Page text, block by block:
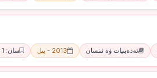
ئەدەبىيات ۋە ئىنسان 2013 - يىل سان: 1 - ئاي